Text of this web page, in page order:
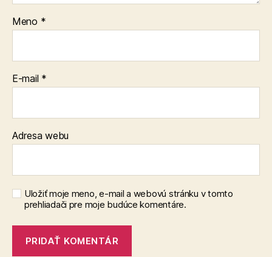
Meno *
E-mail *
Adresa webu
Uložiť moje meno, e-mail a webovú stránku v tomto
prehliadači pre moje budúce komentáre.